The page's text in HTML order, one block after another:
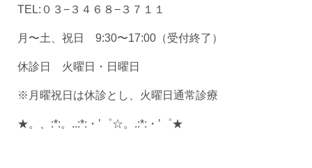
TEL:０３−３４６８−３７１１
月〜土、祝日 9:30〜17:00（受付終了）
休診日 火曜日・日曜日
※月曜祝日は休診とし、火曜日通常診療
★。、:*:。..:*:・’゜☆。.:*:・’゜★